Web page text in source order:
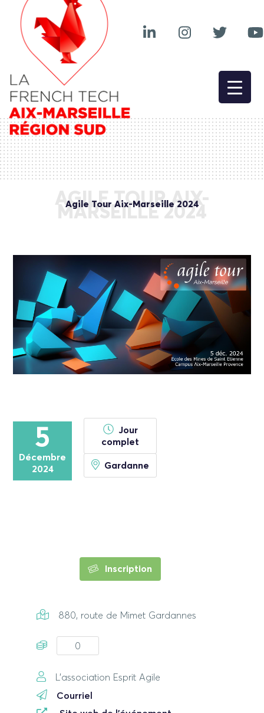
AGILE TOUR AIX-
MARSEILLE 2024
Agile Tour Aix-Marseille 2024
5
Décembre
2024
Jour
complet
Gardanne
Inscription
880, route de Mimet Gardannes
0
L'association Esprit Agile
Courriel